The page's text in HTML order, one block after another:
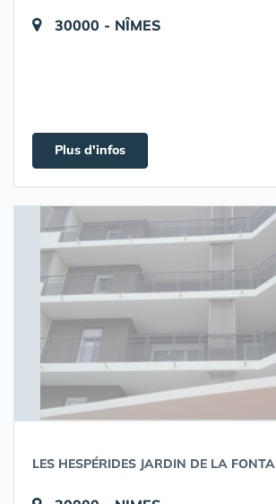
30000 - NÎMES
Plus d'infos
LES HESPÉRIDES JARDIN DE LA